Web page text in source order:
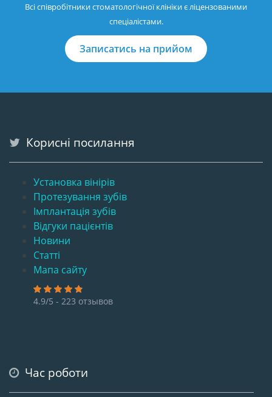
Всі співробітники стоматологічної клініки є ліцензованими
спеціалістами.
Записатись на прийом
Корисні посилання
Установка вінірів
Протезування зубів
Імплантація зубів
Відгуки пацієнтів
Новини
Статті
Мапа сайту
4.9/5 - 223 отзывов
Час роботи